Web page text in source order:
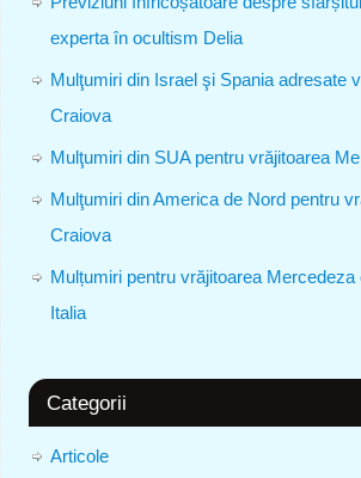
experta în ocultism Delia
Mulţumiri din Israel şi Spania adresate
Craiova
Mulţumiri din SUA pentru vrăjitoarea
Mulţumiri din America de Nord pentru
Craiova
Mulțumiri pentru vrăjitoarea Mercedeza
Italia
Categorii
Articole